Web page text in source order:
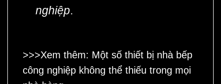
nghiệp.
>>>Xem thêm: Một số thiết bị nhà bếp
công nghiệp không thể thiếu trong mọi